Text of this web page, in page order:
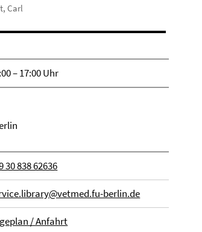
Carl
– 17:00 Uhr
30 838 62636
berlin.de
/ Anfahrt